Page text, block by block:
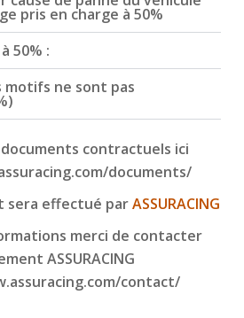
pris en charge à 50%
50% :
motifs ne sont pas
contractuels ici
documents/
sera effectué parASSURACING
merci de contacter
ASSURACING
contact/